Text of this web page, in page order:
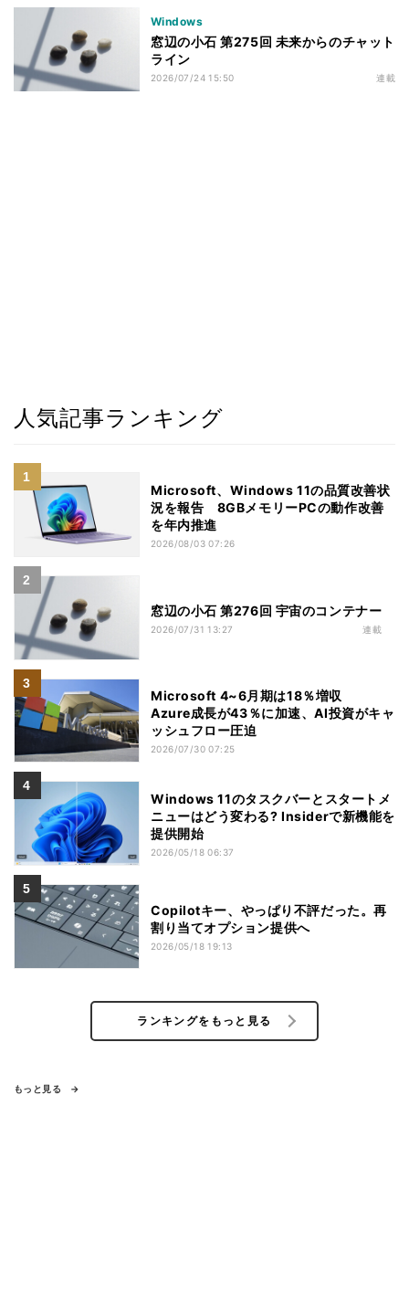
Windows
窓辺の小石 第275回 未来からのチャット
ライン
2026/07/24 15:50 連載
人気記事ランキング
Microsoft、Windows 11の品質改善状
況を報告 8GBメモリーPCの動作改善
を年内推進
2026/08/03 07:26
窓辺の小石 第276回 宇宙のコンテナー
2026/07/31 13:27 連載
Microsoft 4~6月期は18％増収
Azure成長が43％に加速、AI投資がキャ
ッシュフロー圧迫
2026/07/30 07:25
Windows 11のタスクバーとスタートメ
ニューはどう変わる? Insiderで新機能を
提供開始
2026/05/18 06:37
Copilotキー、やっぱり不評だった。再
割り当てオプション提供へ
2026/05/18 19:13
ランキングをもっと見る
もっと見る